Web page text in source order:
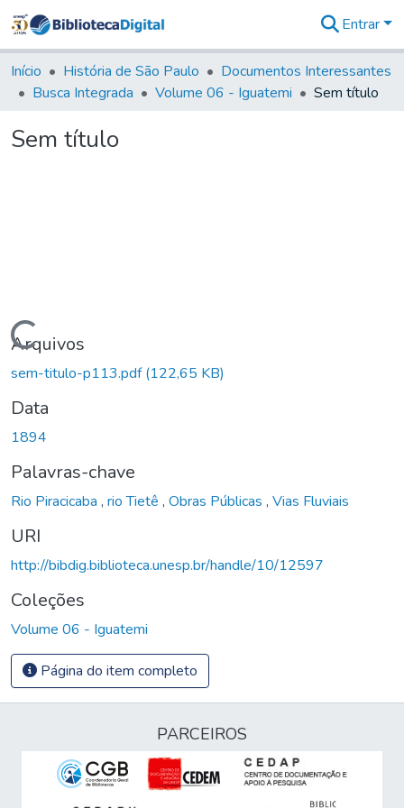
&
Coleções
Tudo na
Entrar
Início História de São Paulo
Documentos Interessantes
Busca Integrada
Volume 06 - Iguatemi Sem título
Sem título
Carregando...
Arquivos
sem-titulo-p113.pdf(122,65 KB)
Data
1894
Palavras-chave
Rio Piracicaba , rio Tietê , Obras Públicas , Vias Fluviais
URI
http://bibdig.biblioteca.unesp.br/handle/10/12597
Coleções
Volume 06 - Iguatemi
Página do item completo
PARCEIROS